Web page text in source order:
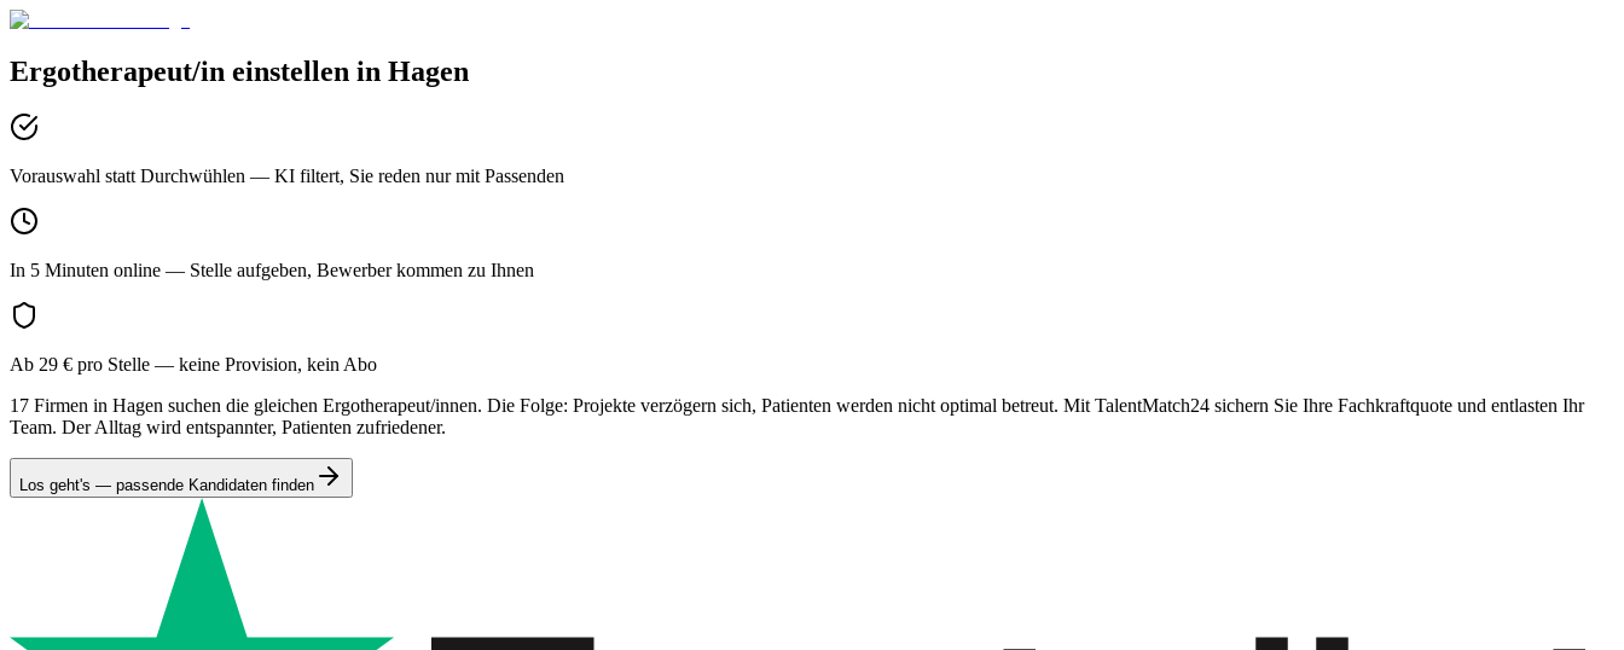
Ergotherapeut/in einstellen in Hagen
Vorauswahl statt Durchwühlen — KI filtert, Sie reden nur mit Passenden
In 5 Minuten online — Stelle aufgeben, Bewerber kommen zu Ihnen
Ab 29 € pro Stelle — keine Provision, kein Abo
17 Firmen in Hagen suchen die gleichen Ergotherapeut/innen. Die Folge: Projekte verzögern sich, Patienten werden nicht optimal betreut. Mit TalentMatch24 sichern Sie Ihre Fachkraftquote und entlasten Ihr
Team. Der Alltag wird entspannter, Patienten zufriedener.
Los geht's — passende Kandidaten finden